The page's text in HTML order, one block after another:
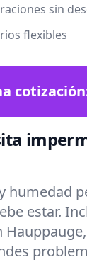
sin
flexibles
humedad
estar.